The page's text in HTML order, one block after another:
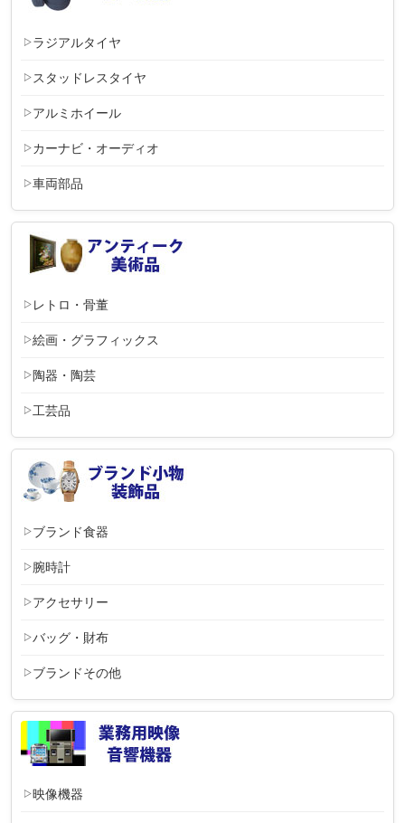
ラジアルタイヤ
スタッドレスタイヤ
アルミホイール
カーナビ・オーディオ
車両部品
レトロ・骨董
絵画・グラフィックス
陶器・陶芸
工芸品
ブランド食器
腕時計
アクセサリー
バッグ・財布
ブランドその他
映像機器